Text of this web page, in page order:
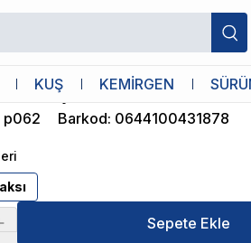
KUŞ KEMİRGEN
Fancy Twist Saksı Canlı
p062 Barkod: 0644100431878
Sepete Ekle